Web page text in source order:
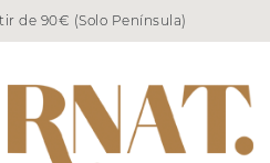
de 90€ (Solo Península)